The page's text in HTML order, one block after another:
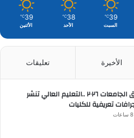
39
℃
السبت
38
℃
الأحد
39
℃
الأثنين
الأخيرة تعليقات
تنسيق الجامعات ٢٠٢٦ ..التعليم العالي تنشر
تعريفية للكليات